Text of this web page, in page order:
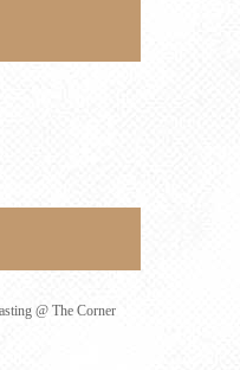
@ The Corner